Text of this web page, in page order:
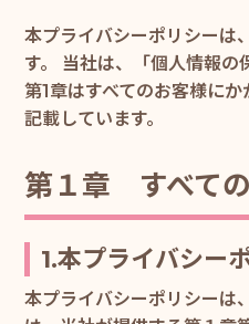
本プライバシーポリシーは
す。 当社は、「個人情報の
第1章はすべてのお客様に
記載しています。
第１章 すべて
1.本プライバシー
本プライバシーポリシーは